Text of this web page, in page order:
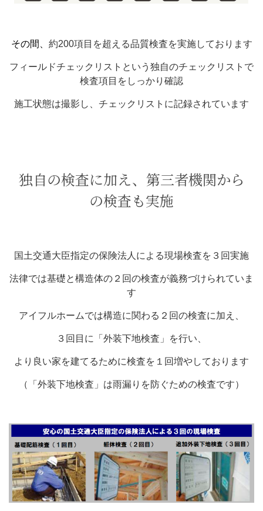
その間、 約200項目を超える品質検査を実施しております
フィールドチェックリストという独自のチェックリストで
検査項目をしっかり確認
施工状態は撮影し、チェックリストに記録されています
独自の検査に加え、第三者機関から
の検査も実施
国土交通大臣指定の保険法人による現場検査を３回実施
法律では基礎と構造体の２回の検査が義務づけられていま
す
アイフルホームでは構造に関わる２回の検査に加え、
３回目に「外装下地検査」を行い、
より良い家を建てるために検査を１回増やしております
（「外装下地検査」は雨漏りを防ぐための検査です）